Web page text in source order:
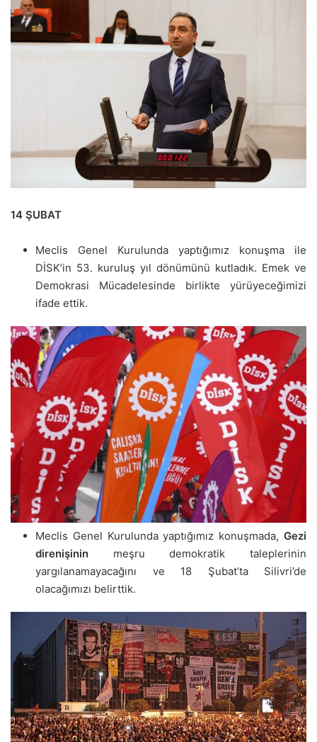
14 ŞUBAT
Meclis Genel Kurulunda yaptığımız konuşma ile
DİSK’in 53. kuruluş yıl dönümünü kutladık. Emek ve
Demokrasi Mücadelesinde birlikte yürüyeceğimizi
ifade ettik.
Meclis Genel Kurulunda yaptığımız konuşmada, Gezi
direnişinin meşru demokratik taleplerinin
yargılanamayacağını ve 18 Şubat’ta Silivri’de
olacağımızı belirttik.